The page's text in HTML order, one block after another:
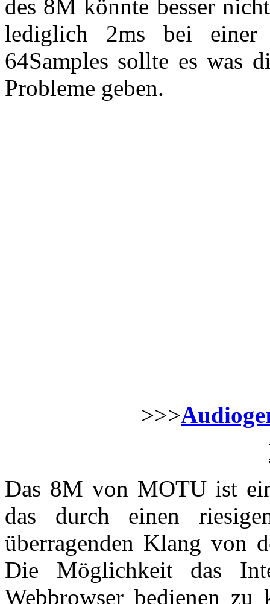
des 8M könnte besser
lediglich 2ms bei einer
64Samples sollte es was
Probleme geben.
>>>
Das 8M von MOTU ist
das durch einen
überragenden Klang von
Die Möglichkeit das
Webbrowser bedienen